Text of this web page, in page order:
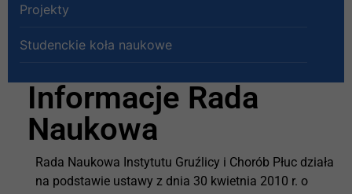
Projekty
Studenckie koła naukowe
Informacje Rada
Naukowa
Rada Naukowa Instytutu Gruźlicy i Chorób Płuc działa
na podstawie ustawy z dnia 30 kwietnia 2010 r. o